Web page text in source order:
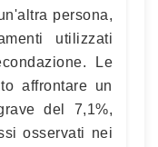
persona,
utilizzati
Le
affrontare un
del 7,1%,
osservati nei